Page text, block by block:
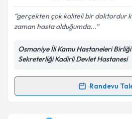
E-posta Adresiniz
Kişisel verilerimin
kapsamda işlenmesini
gerçekten çok kaliteli bir doktordur
zaman hasta olduğumda...
Osmaniye İli Kamu Hastaneleri
Sekreterliği Kadirli Devlet Hastanesi
Randevu
Randevu Takvimi Talebi